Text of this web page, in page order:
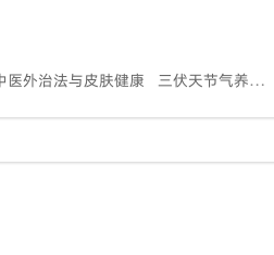
医外治法与皮肤健康 三伏天节气养生注意事项